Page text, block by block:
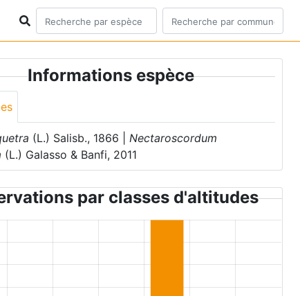
Informations espèce
(L.) Salisb., 1866 |Nectaroscordum
(L.) Galasso & Banfi, 2011
par classes d'altitudes